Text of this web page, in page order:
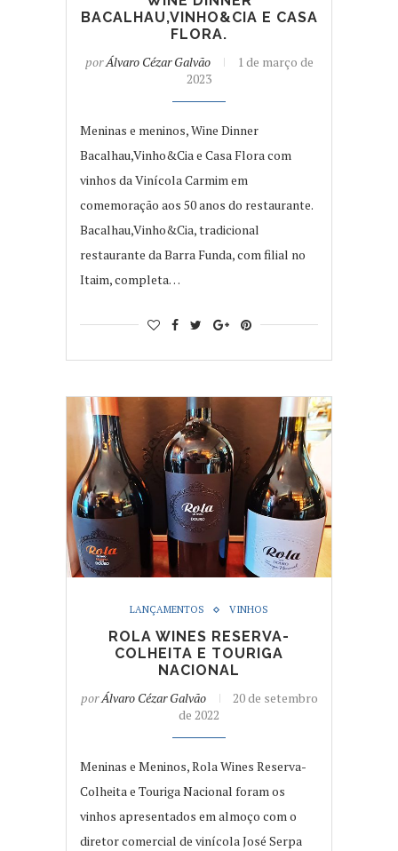
BACALHAU,VINHO&CIA E CASA
FLORA.
porÁlvaro Cézar Galvão
1 de março de
2023
Meninas e meninos, Wine Dinner
Bacalhau,Vinho&Cia e Casa Flora com
vinhos da Vinícola Carmim em
comemoração aos 50 anos do restaurante.
Bacalhau,Vinho&Cia, tradicional
restaurante da Barra Funda, com filial no
Itaim, completa…
LANÇAMENTOS VINHOS
ROLA WINES RESERVA-
COLHEITA E TOURIGA
NACIONAL
porÁlvaro Cézar Galvão
20 de setembro
de 2022
Meninas e Meninos, Rola Wines Reserva-
Colheita e Touriga Nacional foram os
vinhos apresentados em almoço com o
diretor comercial de vinícola José Serpa